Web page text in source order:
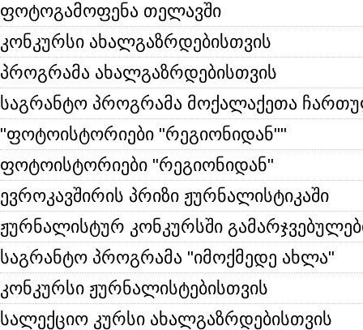
ფოტოგამოფენა თელავში
კონკურსი ახალგაზრდებისთვის
პროგრამა ახალგაზრდებისთვის
საგრანტო პროგრამა მოქალაქეთა
"ფოტოისტორიები "რეგიონიდან""
ფოტოისტორიები "რეგიონიდან"
ევროკავშირის პრიზი ჟურნალისტიკაში
ჟურნალისტურ კონკურსში
საგრანტო პროგრამა "იმოქმედე ახლა"
კონკურსი ჟურნალისტებისთვის
სალექციო კურსი ახალგაზრდებისთვის